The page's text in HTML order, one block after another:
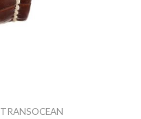
TRANSOCEAN